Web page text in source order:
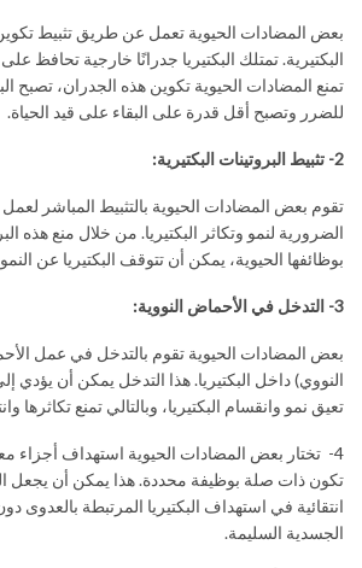
بعض المضادات الحيوية تعمل عن طريق تثبيط تكوين
البكتيرية. تمتلك البكتيريا جدرانًا خارجية تحافظ
تمنع المضادات الحيوية تكوين هذه الجدران، تصبح
للضرر وتصبح أقل قدرة على البقاء على قيد الحياة.
2- تثبيط البروتينات البكتيرية:
تقوم بعض المضادات الحيوية بالتثبيط المباشر لعمل
الضرورية لنمو وتكاثر البكتيريا. من خلال منع هذه
بوظائفها الحيوية، يمكن أن تتوقف البكتيريا عن
3- التدخل في الأحماض النووية:
بعض المضادات الحيوية تقوم بالتدخل في عمل
النووي) داخل البكتيريا. هذا التدخل يمكن أن يؤدي
تعيق نمو وانقسام البكتيريا، وبالتالي تمنع تكاثرها
4- تختار بعض المضادات الحيوية استهداف أجزاء
تكون ذات صلة بوظيفة محددة. هذا يمكن أن يجعل
انتقائية في استهداف البكتيريا المرتبطة بالعدوى دون
الجسدية السليمة.